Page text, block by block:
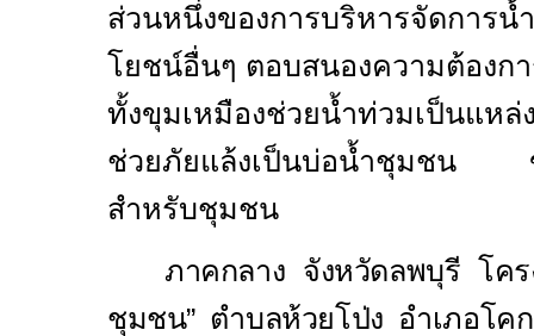
ส่วนหนึ่งของการบริหารจัดการ
โยชน์อื่นๆ ตอบสนองความต้องก
ทั้งขุมเหมืองช่วยน้ำท่วมเป็นแห
ช่วยภัยแล้งเป็นบ่อน้ำชุมชน ขุ
สำหรับชุมชน
ภาคกลาง จังหวัดลพบุรี โค
ชุมชน” ตำบลห้วยโป่ง อำเภอโค